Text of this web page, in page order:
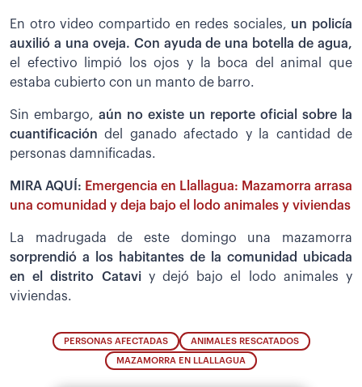
En otro video compartido en redes sociales, un policía
auxilió a una oveja. Con ayuda de una botella de agua,
el efectivo limpió los ojos y la boca del animal que
estaba cubierto con un manto de barro.
Sin embargo, aún no existe un reporte oficial sobre la
cuantificación del ganado afectado y la cantidad de
personas damnificadas.
MIRA AQUÍ: Emergencia en Llallagua: Mazamorra arrasa
una comunidad y deja bajo el lodo animales y viviendas
La madrugada de este domingo una mazamorra
sorprendió a los habitantes de la comunidad ubicada
en el distrito Catavi y dejó bajo el lodo animales y
viviendas.
PERSONAS AFECTADAS ANIMALES RESCATADOS
MAZAMORRA EN LLALLAGUA